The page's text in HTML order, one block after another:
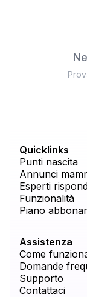
Quicklinks
Punti nascita
Annunci
Esperti
Funzionalità
Piano
Assistenza
Come
Domande
Supporto
Contattaci